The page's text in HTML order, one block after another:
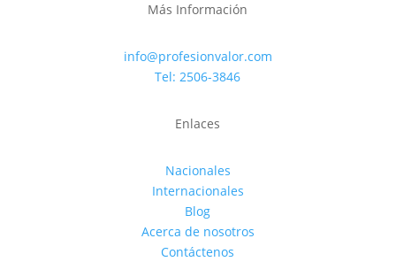
Más Información
info@profesionvalor.com
Tel: 2506-3846
Enlaces
Nacionales
Internacionales
Blog
Acerca de nosotros
Contáctenos